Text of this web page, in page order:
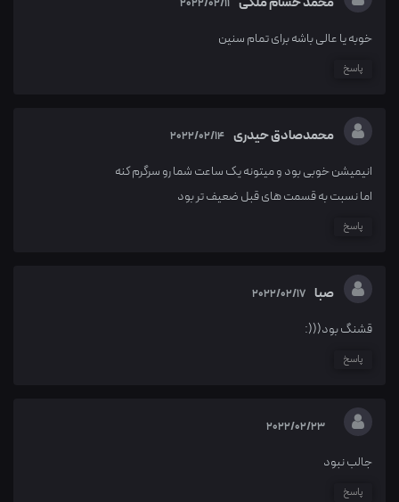
خوبه یا عالی باشه برای تمام سنین
پاسخ
محمدصادق حیدری 2022/02/14
انیمیشن خوبی بود و میتونه یک ساعت شما رو سرگرم کنه
اما نسبت به قسمت های قبل ضعیف تر بود
پاسخ
صبا 2022/02/17
قشنگ بود(((:
پاسخ
2022/02/23
جالب نبود
پاسخ